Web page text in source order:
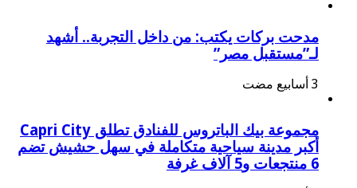
مدحت بركات يكتب: من داخل التجربة.. أشهد
لـ”مستقبل مصر”
مجموعة بيك الباتروس للفنادق تطلق Capri City
أكبر مدينة سياحية متكاملة في سهل حشيش تضم
6 منتجعات و5 آلاف غرفة